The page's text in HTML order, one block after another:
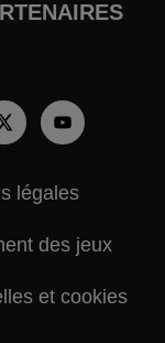
légales
des jeux
et cookies